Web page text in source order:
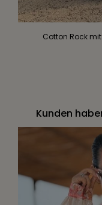
Cotton Rock mit
Kunden